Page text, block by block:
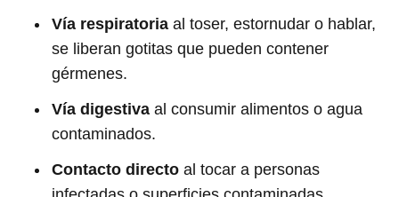
Vía respiratoria al toser, estornudar o hablar,
se liberan gotitas que pueden contener
gérmenes.
Vía digestiva al consumir alimentos o agua
contaminados.
Contacto directo al tocar a personas